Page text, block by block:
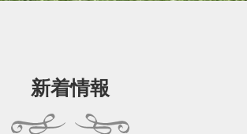
新着情報